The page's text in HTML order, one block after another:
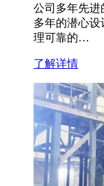
公司多年先进
多年的潜心
理可靠的…
了解详情